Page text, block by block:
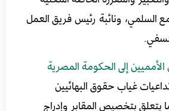
السلمي، ونائبة رئيس فريق العمل
الأمميين إلى الحكومة المصرية
غياب حقوق البهائيين
يتعلق بتخصيص المقابر وإدراج